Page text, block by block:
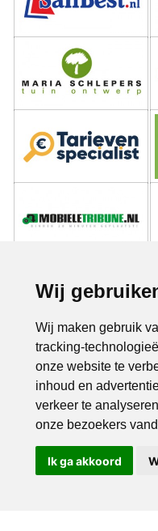
Wij
Wij maken gebruik
tracking-
onze website te
inhoud en
verkeer te
onze bezoekers
Ik ga akkoord
Bel ons